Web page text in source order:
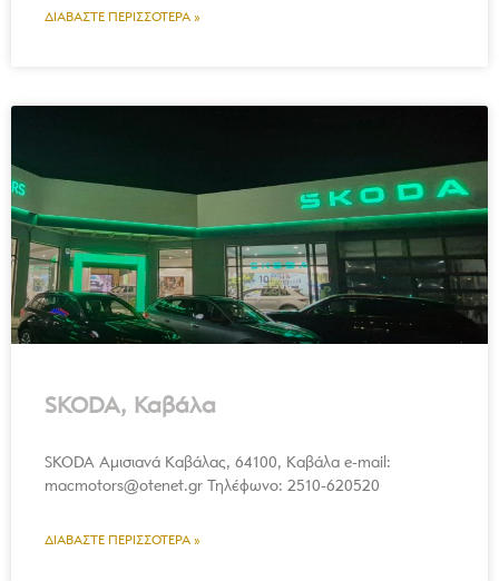
ΔΙΑΒΆΣΤΕ ΠΕΡΙΣΣΌΤΕΡΑ »
SKODA, Καβάλα
SKODA Αμισιανά Καβάλας, 64100, Καβάλα e-mail:
macmotors@otenet.gr Τηλέφωνο: 2510-620520
ΔΙΑΒΆΣΤΕ ΠΕΡΙΣΣΌΤΕΡΑ »